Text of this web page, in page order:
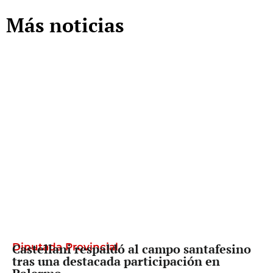
Más noticias
Diputada Provincial
Castellani respaldó al campo santafesino
tras una destacada participación en